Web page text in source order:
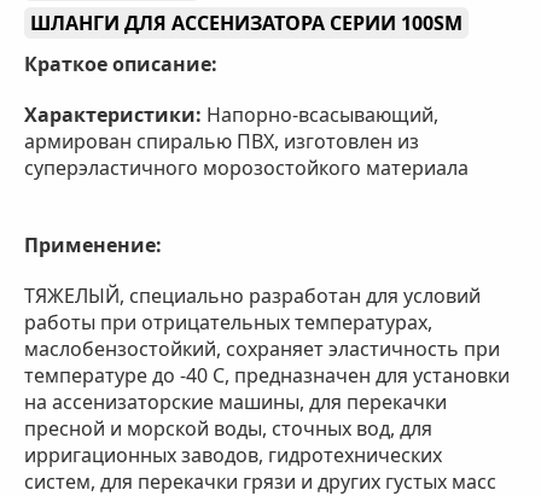
ШЛАНГИ ДЛЯ АССЕНИЗАТОРА СЕРИИ 100SM
Краткое описание:
Характеристики: Напорно-всасывающий,
армирован спиралью ПВХ, изготовлен из
суперэластичного морозостойкого материала
Применение:
ТЯЖЕЛЫЙ, специально разработан для условий
работы при отрицательных температурах,
маслобензостойкий, сохраняет эластичность при
температуре до -40 С, предназначен для установки
на ассенизаторские машины, для перекачки
пресной и морской воды, сточных вод, для
ирригационных заводов, гидротехнических
систем, для перекачки грязи и других густых масс